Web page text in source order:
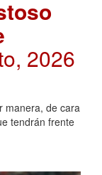
2026
manera, de cara
tendrán frente